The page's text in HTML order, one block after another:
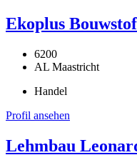
Ekoplus
6200
AL Maastricht
Handel
Profil ansehen
Lehmbau